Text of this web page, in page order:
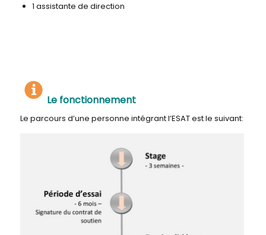
1 assistante de direction
Le fonctionnement
Le parcours d’une personne intégrant l’ESAT est le suivant: